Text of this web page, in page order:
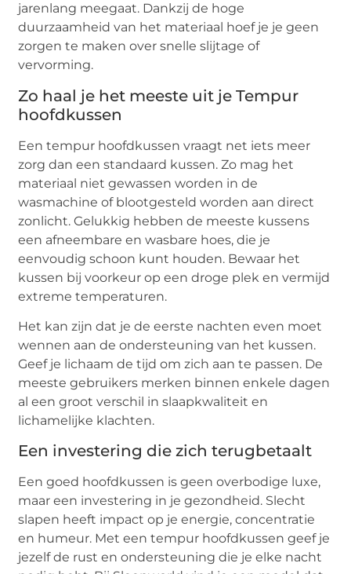
jarenlang meegaat. Dankzij de hoge
duurzaamheid van het materiaal hoef je je geen
zorgen te maken over snelle slijtage of
vervorming.
Zo haal je het meeste uit je Tempur
hoofdkussen
Een tempur hoofdkussen vraagt net iets meer
zorg dan een standaard kussen. Zo mag het
materiaal niet gewassen worden in de
wasmachine of blootgesteld worden aan direct
zonlicht. Gelukkig hebben de meeste kussens
een afneembare en wasbare hoes, die je
eenvoudig schoon kunt houden. Bewaar het
kussen bij voorkeur op een droge plek en vermijd
extreme temperaturen.
Het kan zijn dat je de eerste nachten even moet
wennen aan de ondersteuning van het kussen.
Geef je lichaam de tijd om zich aan te passen. De
meeste gebruikers merken binnen enkele dagen
al een groot verschil in slaapkwaliteit en
lichamelijke klachten.
Een investering die zich terugbetaalt
Een goed hoofdkussen is geen overbodige luxe,
maar een investering in je gezondheid. Slecht
slapen heeft impact op je energie, concentratie
en humeur. Met een tempur hoofdkussen geef je
jezelf de rust en ondersteuning die je elke nacht